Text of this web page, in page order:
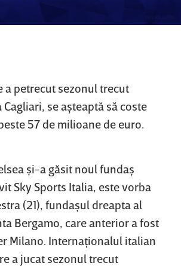
a petrecut sezonul trecut
se aşteaptă să coste
57 de milioane de euro.
şi-a găsit noul fundaş
Sky Sports Italia, este vorba
(21), fundaşul dreapta al
Bergamo, care anterior a fost
Milano. Internaţionalul italian
a jucat sezonul trecut